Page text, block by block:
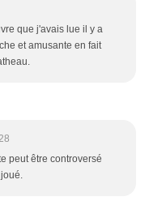
que j'avais lue il y a
et amusante en fait
peut être controversé